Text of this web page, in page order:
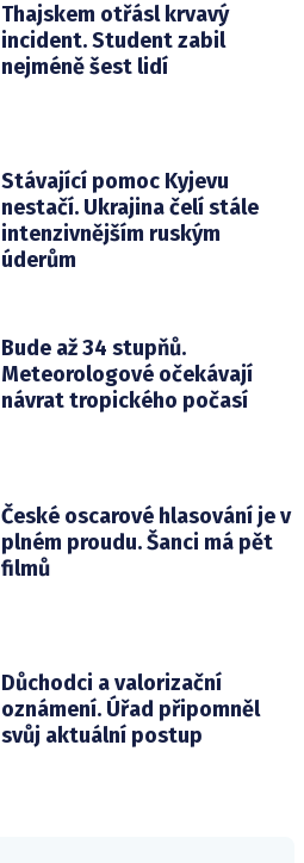
Thajskem otřásl krvavý
incident. Student zabil
nejméně šest lidí
Stávající pomoc Kyjevu
nestačí. Ukrajina čelí stále
intenzivnějším ruským
úderům
Bude až 34 stupňů.
Meteorologové očekávají
návrat tropického počasí
České oscarové hlasování je v
plném proudu. Šanci má pět
filmů
Důchodci a valorizační
oznámení. Úřad připomněl
svůj aktuální postup